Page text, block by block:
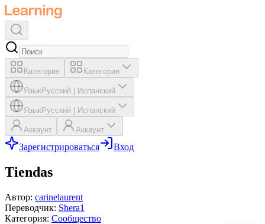
Категория Категория
ЯзыкРусский Испанский
ЯзыкРусский Испанский
Аккаунт Аккаунт
Зарегистрироваться Вход
Tiendas
Автор: carinelaurent
Переводчик: Shera1
Категория: Сообщество